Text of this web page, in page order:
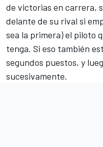
de victorias en carrera,
delante de su rival si
sea la primera) el piloto
tenga. Si eso también
segundos puestos, y
sucesivamente.